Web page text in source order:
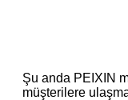
Şu anda PEIXIN
müşterilere